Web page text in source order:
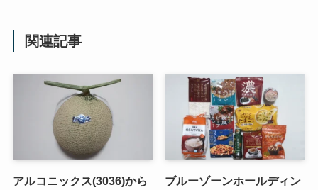
関連記事
アルコニックス(3036)から
ブルーゾーンホールディン